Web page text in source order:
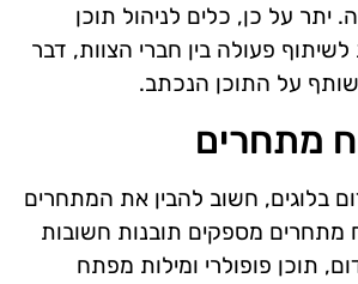
יתר על כן, כלים לניהול תוכן
פעולה בין חברי הצוות, דבר
על התוכן הנכתב.
מתחרים
בלוגים, חשוב להבין את המתחרים
מתחרים מספקים תובנות חשובות
תוכן פופולרי ומילות מפתח